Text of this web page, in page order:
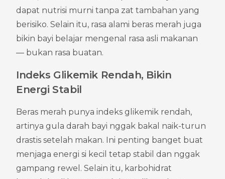
dapat nutrisi murni tanpa zat tambahan yang
berisiko. Selain itu, rasa alami beras merah juga
bikin bayi belajar mengenal rasa asli makanan
— bukan rasa buatan.
Indeks Glikemik Rendah, Bikin
Energi Stabil
Beras merah punya indeks glikemik rendah,
artinya gula darah bayi nggak bakal naik-turun
drastis setelah makan. Ini penting banget buat
menjaga energi si kecil tetap stabil dan nggak
gampang rewel. Selain itu, karbohidrat